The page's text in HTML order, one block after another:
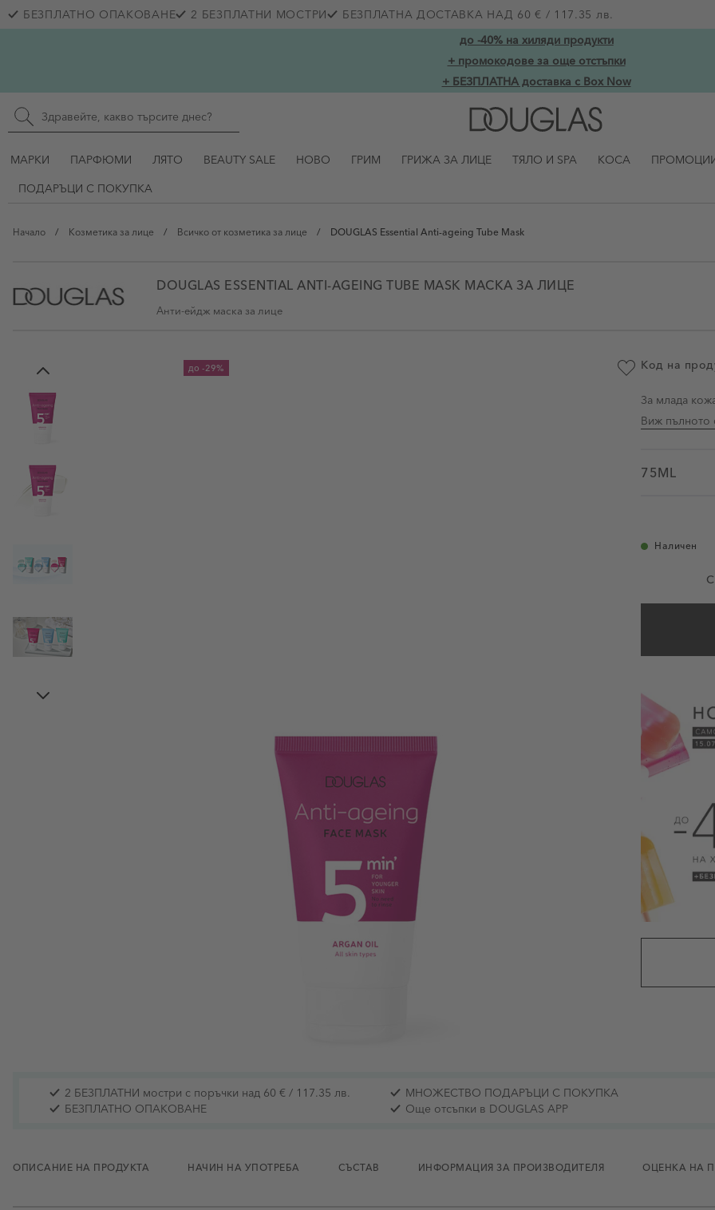
Прескачане към съдържанието
Skip to main content
БЕЗПЛАТНО ОПАКОВАНЕ 2 БЕЗПЛАТНИ МОСТРИ
БЕЗПЛАТНА ДОСТАВКА НАД 60 € / 117.35 лв.
до -40% на хиляди продукти
+ промокодове за още отстъпки
+ БЕЗПЛАТНА доставка с Box Now
Търсене в сайта
МАРКИ ПАРФЮМИ ЛЯТО BEAUTY SALE НОВО ГРИМ ГРИЖА ЗА ЛИЦЕ ТЯЛО И SPA КОСА
ПОДАРЪЦИ С ПОКУПКА
Начало / Козметика за лице / Всичко от козметика за лице / DOUGLAS Essential Anti-ageing Tube Mask
DOUGLAS ESSENTIAL ANTI-AGEING TUBE MASK МАСКА ЗА ЛИЦЕ
Анти-ейдж маска за лице
Добави в любими
до -29%
View larger image
View larger image
View larger image
View larger image
Код на
За млада
Виж пълното
75ML
Наличен
2 БЕЗПЛАТНИ мостри с поръчки над 60 € / 117.35 лв. МНОЖЕСТВО ПОДАРЪЦИ С ПОКУПКА
БЕЗПЛАТНО ОПАКОВАНЕ
Още отсъпки в DOUGLAS APP
ОПИСАНИЕ НА ПРОДУКТА НАЧИН НА УПОТРЕБА СЪСТАВ ИНФОРМАЦИЯ ЗА ПРОИЗВОДИТЕЛЯ ОЦЕНКА НА